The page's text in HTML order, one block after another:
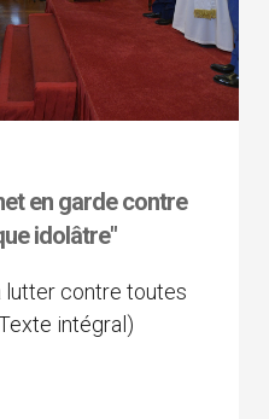
en garde contre
idolâtre"
lutter contre toutes
intégral)